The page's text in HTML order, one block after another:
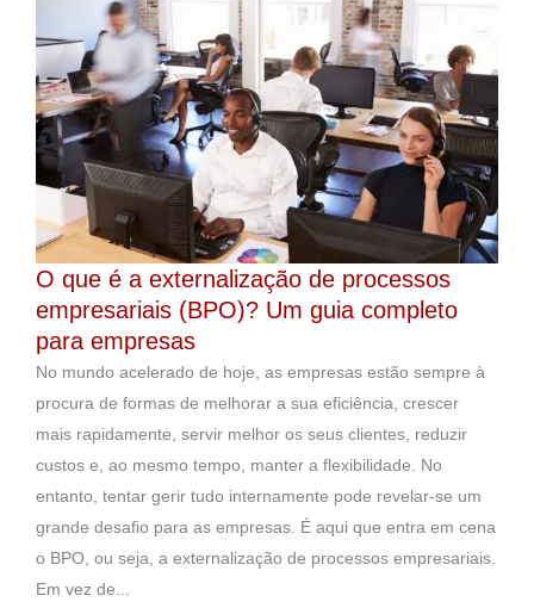
O que é a externalização de processos
empresariais (BPO)? Um guia completo
para empresas
No mundo acelerado de hoje, as empresas estão sempre à
procura de formas de melhorar a sua eficiência, crescer
mais rapidamente, servir melhor os seus clientes, reduzir
custos e, ao mesmo tempo, manter a flexibilidade. No
entanto, tentar gerir tudo internamente pode revelar-se um
grande desafio para as empresas. É aqui que entra em cena
o BPO, ou seja, a externalização de processos empresariais.
Em vez de...